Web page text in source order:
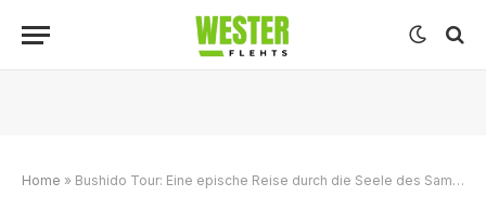
Home » Bushido Tour: Eine epische Reise durch die Seele des Samurai